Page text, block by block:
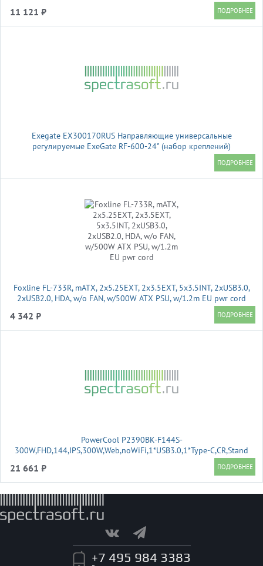
11 121 ₽
Exegate EX300170RUS Направляющие универсальные
регулируемые ExeGate RF-600-24" (набор креплений)
(продольные , высота 43 мм, длина в сложенном/раздвинутом
Foxline FL-733R, mATX, 2x5.25EXT, 2x3.5EXT, 5x3.5INT, 2xUSB3.0,
2xUSB2.0, HDA, w/o FAN, w/500W ATX PSU, w/1.2m EU pwr cord
4 342 ₽
PowerCool P2390BK-F144S-
300W,FHD,144,IPS,300W,Web,noWiFi,1*USB3.0,1*Type-C,CR,Stand
21 661 ₽
+7 495 984 3383